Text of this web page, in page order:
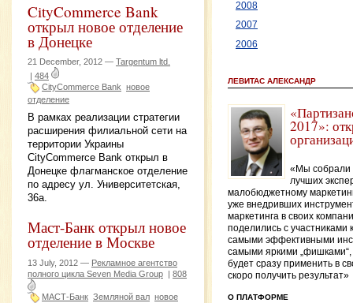
CityCommerce Bank
открыл новое отделение
в Донецке
21 December, 2012 — Targentum ltd.
484
CityCommerce Bank новое
отделение
В рамках реализации стратегии
расширения филиальной сети на
территории Украины
CityCommerce Bank открыл в
Донецке флагманское отделение
по адресу ул. Университетская,
36а.
Маст-Банк открыл новое
отделение в Москве
13 July, 2012 — Рекламное агентство
полного цикла Seven Media Group | 808
МАСТ-Банк Земляной вал новое
2008
2007
2006
ЛЕВИТАС АЛЕКСАНДР
2017»:
«Мы собрали
лучших
малобюджетному
уже внедривших
маркетинга в своих
поделились с участниками
самыми эффективными
самыми яркими
будет сразу применить в
скоро получить результат»
О ПЛАТФОРМЕ